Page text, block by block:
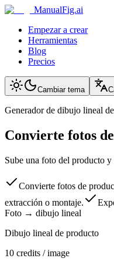
ManualFig.ai
Empezar a crear
Herramientas
Blog
Precios
Cambiar tema
Generador de dibujo lineal
Convierte fotos
Sube una foto del producto
Convierte fotos de
extracción o montaje.
Foto → dibujo lineal
Dibujo lineal de producto
10 credits / image